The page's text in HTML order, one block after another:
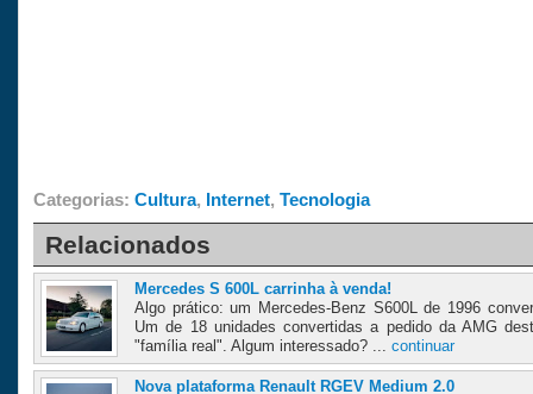
Categorias: Cultura, Internet, Tecnologia
Relacionados
Mercedes S 600L carrinha à venda!
Algo prático: um Mercedes-Benz S600L de 1996
Um de 18 unidades convertidas a pedido da AMG
"família real". Algum interessado? ... continuar
Nova plataforma Renault RGEV Medium 2.0